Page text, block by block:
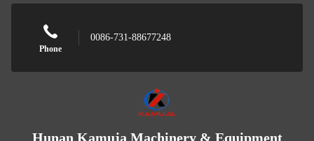
Phone
0086-731-88677248
Hunan Kamuja Machinery & Equipment